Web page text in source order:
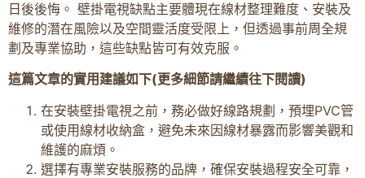
日後後悔。 壁掛電視缺點主要體現在線材整理難度、安裝及
維修的潛在風險以及空間靈活度受限上，但透過事前周全規
劃及專業協助，這些缺點皆可有效克服。
這篇文章的實用建議如下(更多細節請繼續往下閱讀)
在安裝壁掛電視之前，務必做好線路規劃，預埋PVC管
或使用線材收納盒，避免未來因線材暴露而影響美觀和
維護的麻煩。
選擇有專業安裝服務的品牌，確保安裝過程安全可靠，